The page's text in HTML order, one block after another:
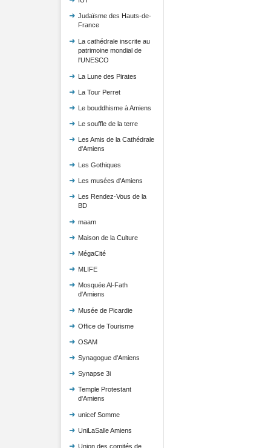
Judaïsme des Hauts-de-
France
La cathédrale inscrite au
patrimoine mondial de
l'UNESCO
La Lune des Pirates
La Tour Perret
Le bouddhisme à Amiens
Le souffle de la terre
Les Amis de la Cathédrale
d'Amiens
Les Gothiques
Les musées d'Amiens
Les Rendez-Vous de la
BD
maam
Maison de la Culture
MégaCité
MLIFE
Mosquée Al-Fath
d'Amiens
Musée de Picardie
Office de Tourisme
OSAM
Synagogue d'Amiens
Synapse 3i
Temple Protestant
d'Amiens
unicef Somme
UniLaSalle Amiens
Union des comités de